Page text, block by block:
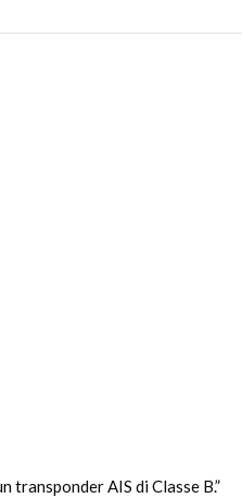
transponder AIS di Classe B.”